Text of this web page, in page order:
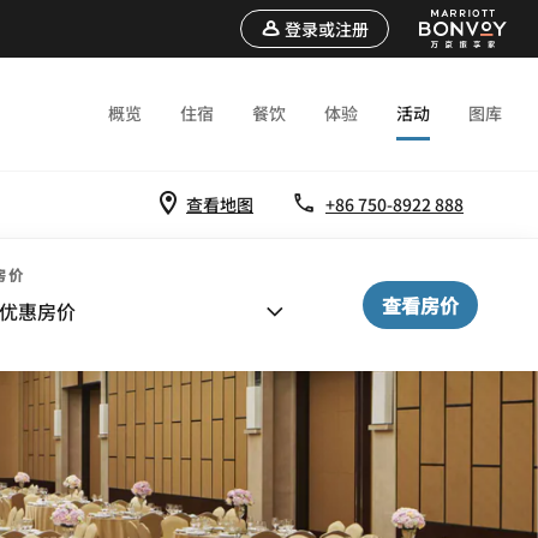
登录或注册
概览 住宿 餐饮 体验 活动 图库
查看地图 +86 750-8922 888
价
惠房价 查看房价